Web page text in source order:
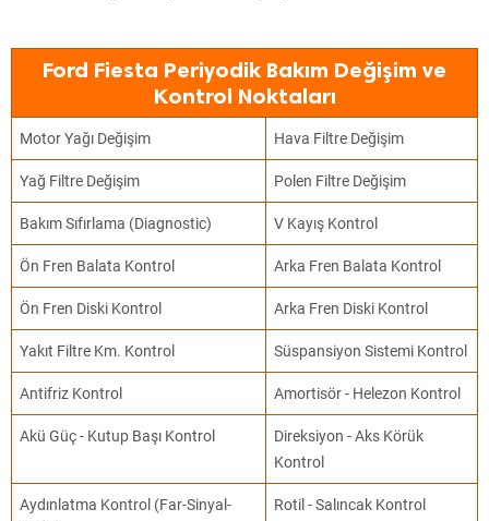
Ford Fiesta Periyodik Bakım Değişim ve
Kontrol Noktaları
Motor Yağı Değişim Hava Filtre Değişim
Yağ Filtre Değişim Polen Filtre Değişim
Bakım Sıfırlama (Diagnostic) V Kayış Kontrol
Ön Fren Balata Kontrol Arka Fren Balata Kontrol
Ön Fren Diski Kontrol Arka Fren Diski Kontrol
Yakıt Filtre Km. Kontrol Süspansiyon Sistemi Kontrol
Antifriz Kontrol Amortisör - Helezon Kontrol
Akü Güç - Kutup Başı Kontrol
Direksiyon - Aks Körük
Kontrol
Aydınlatma Kontrol (Far-Sinyal-
Rotil - Salıncak Kontrol